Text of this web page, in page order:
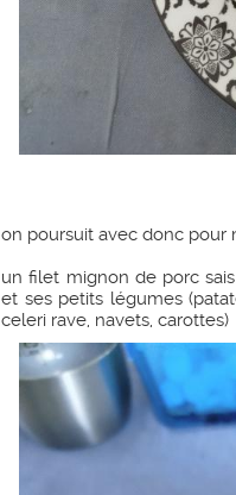
on poursuit avec donc pour
un filet mignon de porc
et ses petits légumes
celeri rave, navets, carottes)